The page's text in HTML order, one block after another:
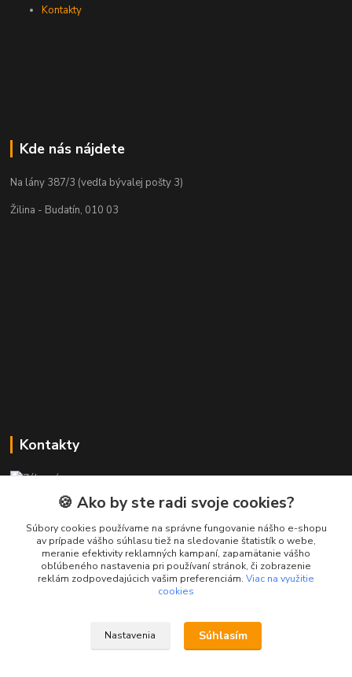
Kontakty
Kde nás nájdete
Na lány 387/3 (vedľa bývalej pošty 3)
Žilina - Budatín, 010 03
Kontakty
+421 911 010 560
Po-Pia, 13-17 hod.
info@presmartfon.sk
🍪 Ako by ste radi svoje cookies?
Súbory cookies používame na správne fungovanie nášho e-shopu
av prípade vášho súhlasu tiež na sledovanie štatistík o webe,
meranie efektivity reklamných kampaní, zapamätanie vášho
obľúbeného nastavenia pri používaní stránok, či zobrazenie
reklám zodpovedajúcich vašim preferenciám. Viac na využitie
cookies
Nastavenia Súhlasím